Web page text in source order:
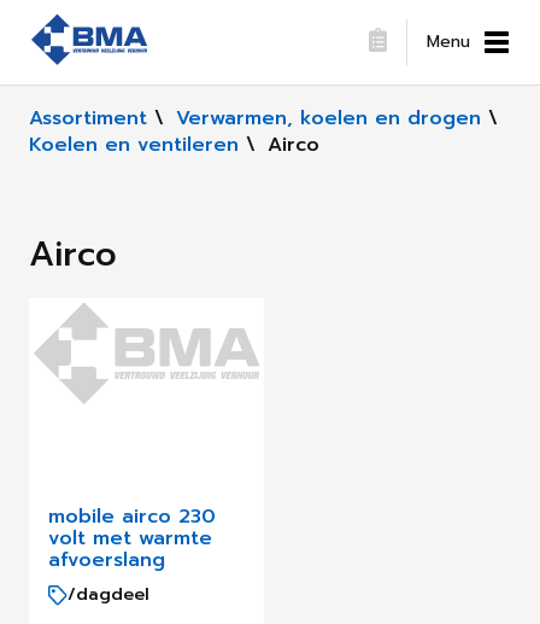
Menu
Assortiment \ Verwarmen, koelen en drogen \
Koelen en ventileren \ Airco
Airco
mobile airco 230
volt met warmte
afvoerslang
/dagdeel